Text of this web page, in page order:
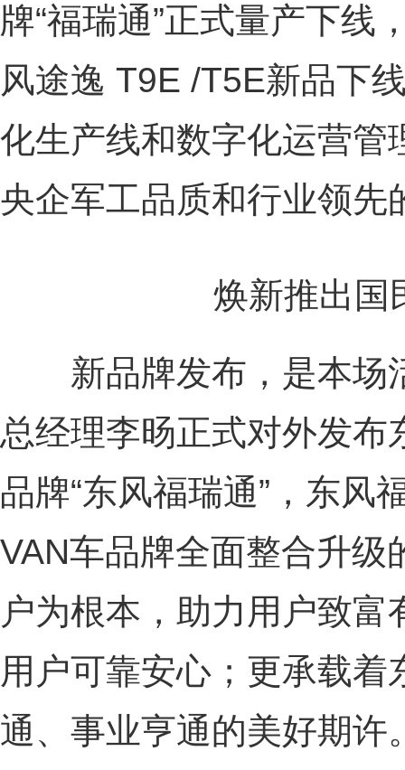
牌“福瑞通”正式量产下线
风途逸 T9E /T5E新品下
化生产线和数字化运营管
央企军工品质和行业领先
焕新推出国
新品牌发布，是本场
总经理李旸正式对外发布
品牌“东风福瑞通”，东风
VAN车品牌全面整合升级
户为根本，助力用户致
用户可靠安心；更承载
通、事业亨通的美好期许